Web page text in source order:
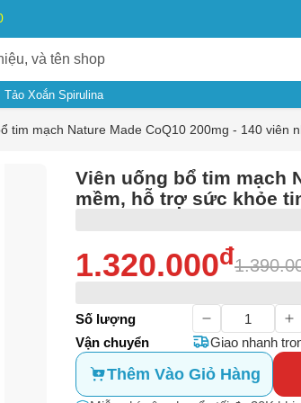
Tảo Xoắn Spirulina
tim mạch Nature Made CoQ10 200mg - 140
Viên uống bổ tim mạch
mềm, hỗ trợ sức khỏe
1.320.000đ
Số lượng
Vận chuyển
Giao nhanh
Thêm Vào Giỏ Hàng